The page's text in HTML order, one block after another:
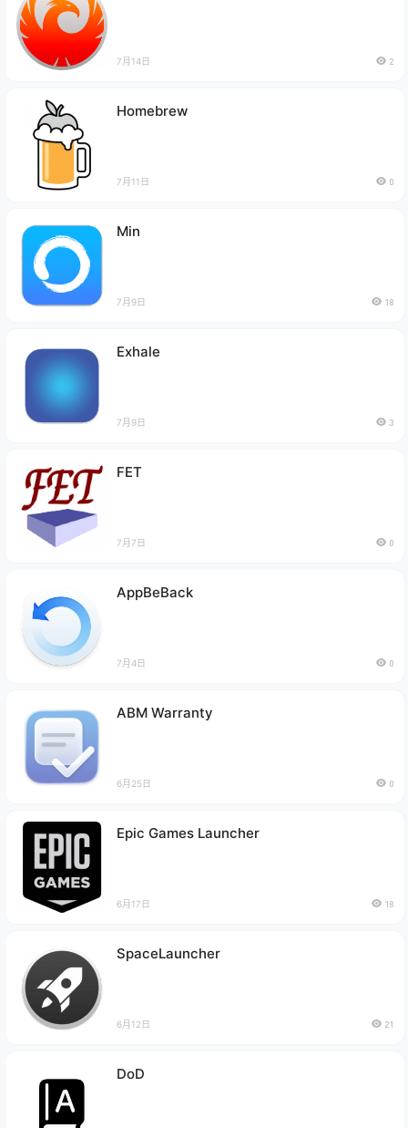
7月14日 2
Homebrew
7月11日 0
Min
7月9日 18
Exhale
7月9日 3
FET
7月7日 0
AppBeBack
7月4日 0
ABM Warranty
6月25日 0
Epic Games Launcher
6月17日 18
SpaceLauncher
6月12日 21
DoD